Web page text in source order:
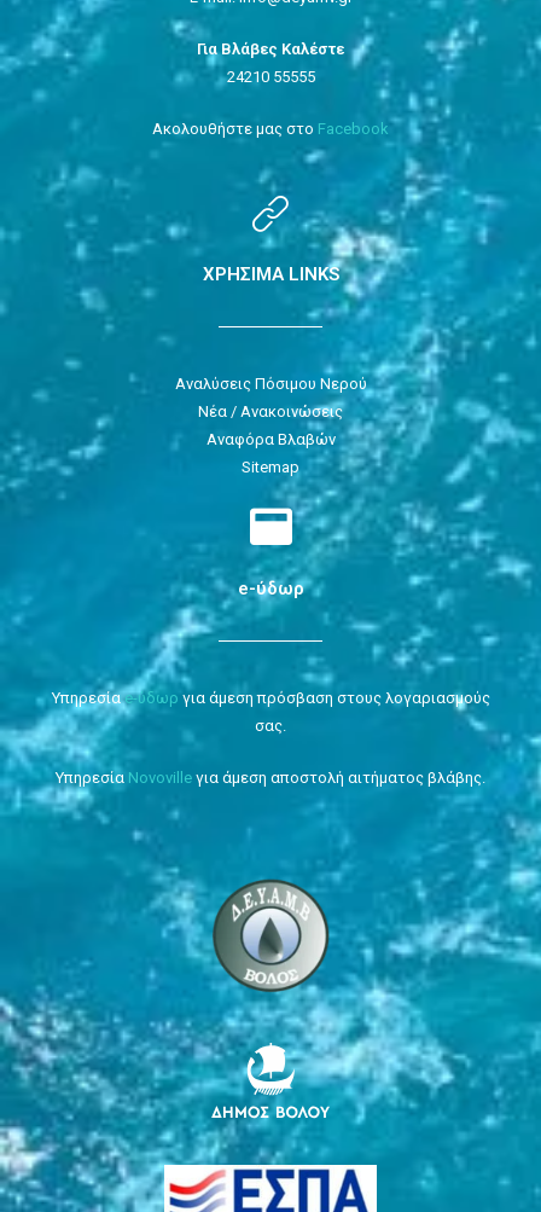
Για Βλάβες Καλέστε
24210 55555
Ακολουθήστε μας στο Facebook
ΧΡΗΣΙΜΑ LINKS
Αναλύσεις Πόσιμου Νερού
Νέα / Ανακοινώσεις
Αναφόρα Βλαβών
Sitemap
e-ύδωρ
Υπηρεσίαe-ύδωρ για άμεση πρόσβαση στους λογαριασμούς
σας.
Υπηρεσία Novoville για άμεση αποστολή αιτήματος βλάβης.